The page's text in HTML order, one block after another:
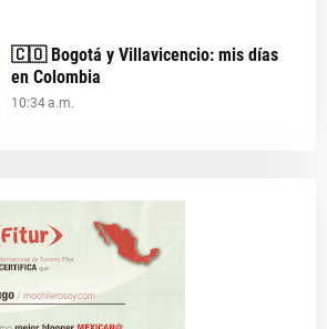
🇨🇴 Bogotá y Villavicencio: mis días
en Colombia
10:34 a.m.